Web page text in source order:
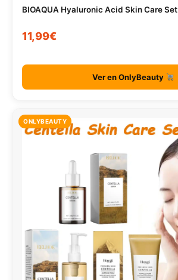
BIOAQUA Hyaluronic Acid Skin Care Set
11,99€
Ver en OnlyBeauty
ONLYBEAUTY